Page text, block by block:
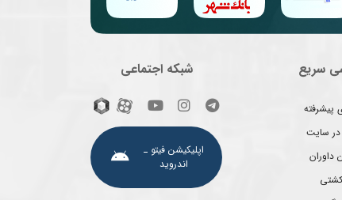
سریع
در سایت
داوران
کشتی
شبکه اجتماعی
اپلیکیشن فیتو ـ
اندروید